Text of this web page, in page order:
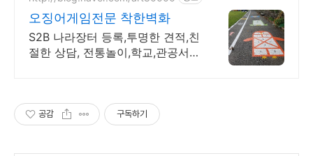
오징어게임전문 착한벽화
S2B 나라장터 등록,투명한 견적,친
절한 상담, 전통놀이,학교,관공서,
공감 구독하기